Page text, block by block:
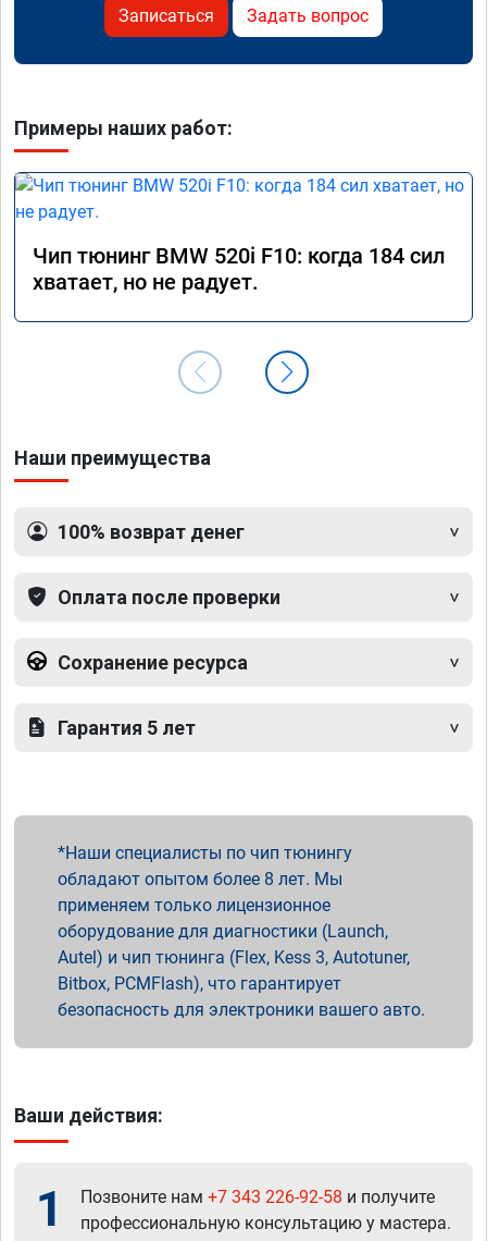
Записаться Задать вопрос
Примеры наших работ:
Чип тюнинг BMW 520i F10: когда 184 сил
хватает, но не радует.
Наши преимущества
100% возврат денег
Оплата после проверки
Сохранение ресурса
Гарантия 5 лет
Наши специалисты по чип тюнингу
обладают опытом более 8 лет. Мы
применяем только лицензионное
оборудование для диагностики (Launch,
Autel) и чип тюнинга (Flex, Kess 3, Autotuner,
Bitbox, PCMFlash), что гарантирует
безопасность для электроники вашего авто.
Ваши действия:
1 Позвоните нам +7 343 226-92-58 и получите
профессиональную консультацию у мастера.